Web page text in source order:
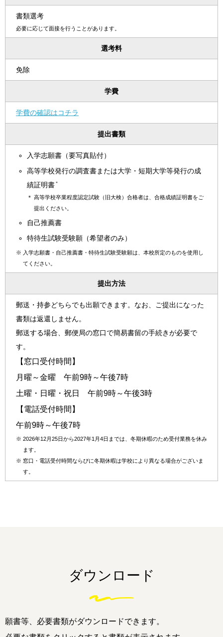
書類選考
必要に応じて面接を行うことがあります。
選考料
免除
学費
学費の確認はコチラ
提出書類
入学志願書（要写真貼付）
高等学校発行の調査書または大学・短期大学等発行の成
績証明書 ＊
＊ 高等学校卒業程度認定試験（旧大検）合格者は、合格成績証明書をご
提出ください。
自己推薦書
特待生試験受験願（希望者のみ）
※ 入学志願書・自己推薦書・特待生試験受験願は、本校所定のものを使用し
てください。
提出方法
郵送・持参どちらでも出願できます。なお、ご提出になった
書類は返還しません。
郵送する場合、郵便局の窓口で簡易書留の手続きが必要で
す。
【窓口受付時間】
月曜～金曜 午前9時～午後7時
土曜・日曜・祝日 午前9時～午後3時
【電話受付時間】
午前9時～午後7時
※ 2026年12月25日から2027年1月4日までは、冬期休暇のため受付業務を休み
ます。
※ 窓口・電話受付時間ならびに冬期休暇は学校により異なる場合がございま
す。
ダウンロード
願書等、必要書類がダウンロードできます。